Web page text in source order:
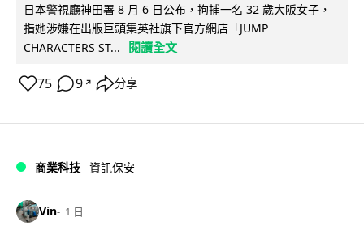
日本警視廳神田署 8 月 6 日公布，拘捕一名 32 歲大阪女子，
指她涉嫌在出版巨頭集英社旗下官方網店「JUMP
CHARACTERS ST...
閱讀全文
75 9 ↗ 分享
商業科技 資訊保安
Vin 1 日